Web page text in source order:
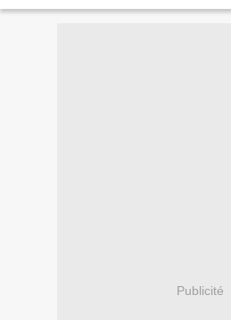
Publicité